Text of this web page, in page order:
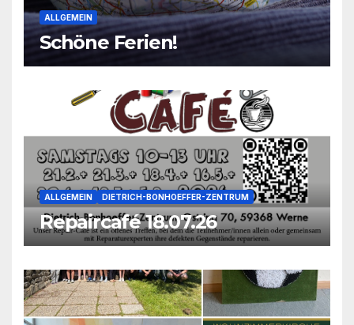
ALLGEMEIN
Schöne Ferien!
ALLGEMEIN DIETRICH-BONHOEFFER-ZENTRUM
Repaircafé 18.07.26